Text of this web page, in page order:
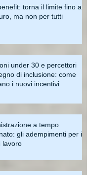
torna il limite fino a
ma non per tutti
under 30 e percettori
di inclusione: come
i nuovi incentivi
a tempo
gli adempimenti per i
lavoro